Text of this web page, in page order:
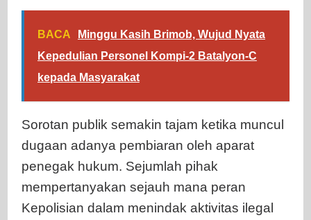
BACA
Minggu Kasih Brimob, Wujud Nyata
Kepedulian Personel Kompi-2 Batalyon-C
kepada Masyarakat
Sorotan publik semakin tajam ketika muncul
dugaan adanya pembiaran oleh aparat
penegak hukum. Sejumlah pihak
mempertanyakan sejauh mana peran
Kepolisian dalam menindak aktivitas ilegal